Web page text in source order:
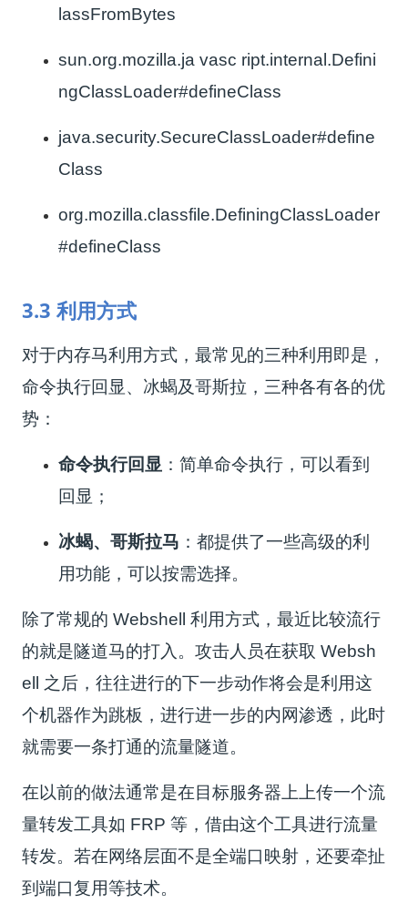
lassFromBytes
sun.org.mozilla.ja vasc ript.internal.Defini
ngClassLoader#defineClass
java.security.SecureClassLoader#define
Class
org.mozilla.classfile.DefiningClassLoader
#defineClass
3.3 利用方式
对于内存马利用方式，最常见的三种利用即是，
命令执行回显、冰蝎及哥斯拉，三种各有各的优
势：
命令执行回显 ：简单命令执行，可以看到
回显；
冰蝎、哥斯拉马 ：都提供了一些高级的利
用功能，可以按需选择。
除了常规的 Webshell 利用方式，最近比较流行
的就是隧道马的打入。攻击人员在获取 Websh
ell 之后，往往进行的下一步动作将会是利用这
个机器作为跳板，进行进一步的内网渗透，此时
就需要一条打通的流量隧道。
在以前的做法通常是在目标服务器上上传一个流
量转发工具如 FRP 等，借由这个工具进行流量
转发。若在网络层面不是全端口映射，还要牵扯
到端口复用等技术。